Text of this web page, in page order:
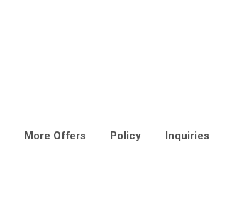
More Offers Policy Inquiries